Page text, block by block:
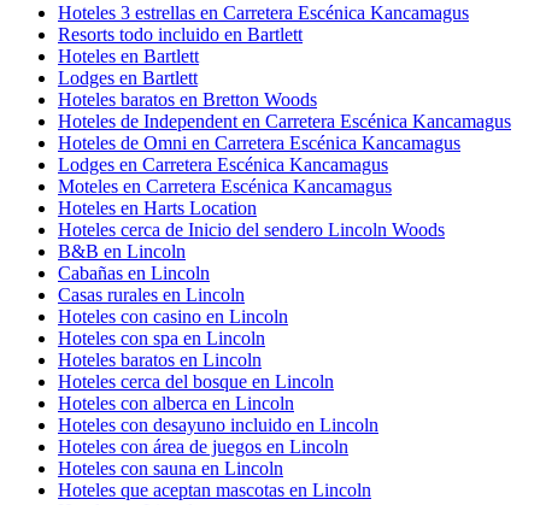
Hoteles 3 estrellas en Carretera Escénica Kancamagus
Resorts todo incluido en Bartlett
Hoteles en Bartlett
Lodges en Bartlett
Hoteles baratos en Bretton Woods
Hoteles de Independent en Carretera Escénica Kancamagus
Hoteles de Omni en Carretera Escénica Kancamagus
Lodges en Carretera Escénica Kancamagus
Moteles en Carretera Escénica Kancamagus
Hoteles en Harts Location
Hoteles cerca de Inicio del sendero Lincoln Woods
B&B en Lincoln
Cabañas en Lincoln
Casas rurales en Lincoln
Hoteles con casino en Lincoln
Hoteles con spa en Lincoln
Hoteles baratos en Lincoln
Hoteles cerca del bosque en Lincoln
Hoteles con alberca en Lincoln
Hoteles con desayuno incluido en Lincoln
Hoteles con área de juegos en Lincoln
Hoteles con sauna en Lincoln
Hoteles que aceptan mascotas en Lincoln